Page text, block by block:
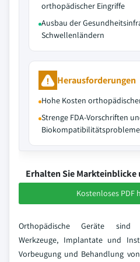
orthopädischer Eingriffe
Ausbau der
Schwellenländern
Herausforderungen
Hohe Kosten
Strenge FDA-Vorschriften
Biokompatibilitätsprobleme
Erhalten Sie Markteinblicke
Kostenloses PDF
Orthopädische Geräte sind
Werkzeuge, Implantate und
Vorbeugung und Behandlung